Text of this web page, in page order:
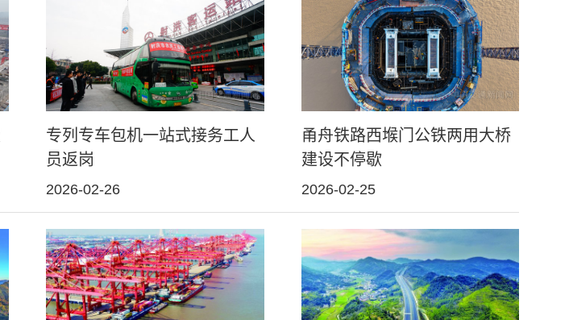
专列专车包机一站式接务工人
员返岗
2026-02-26
甬舟铁路西堠门公铁两用大桥
建设不停歇
2026-02-25